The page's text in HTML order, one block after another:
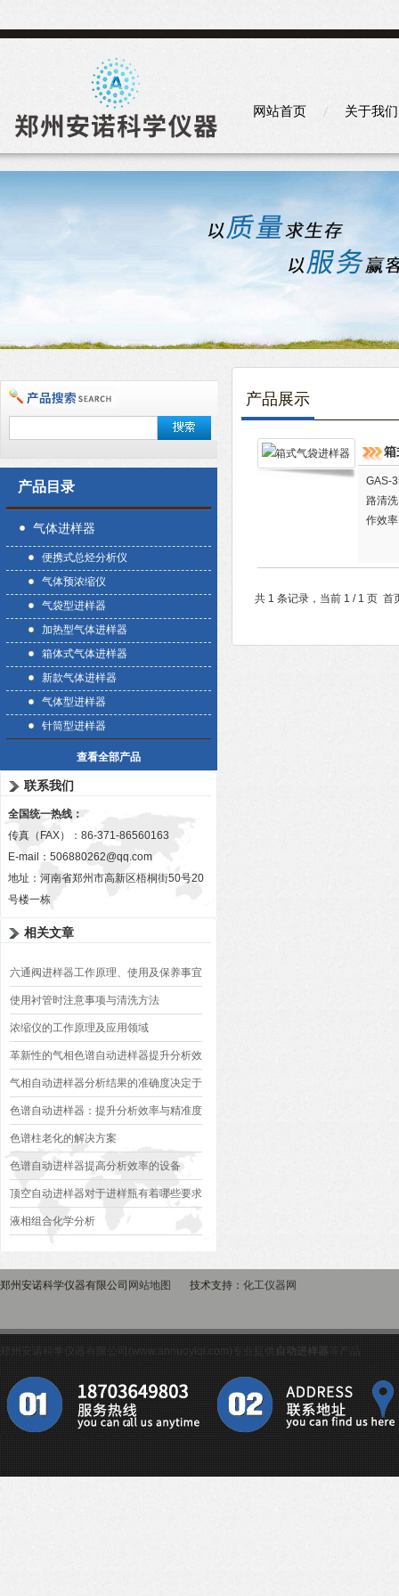
网站首页 关于我们
产品目录
气体进样器
便携式总烃分析仪
气体预浓缩仪
气袋型进样器
加热型气体进样器
箱体式气体进样器
新款气体进样器
气体型进样器
针筒型进样器
查看全部产品
联系我们
全国统一热线：
传真（FAX）：86-371-86560163
E-mail： 506880262@qq.com
地址：河南省郑州市高新区梧桐街50号20
号楼一栋
相关文章
六通阀进样器工作原理、使用及保养事宜
使用衬管时注意事项与清洗方法
浓缩仪的工作原理及应用领域
革新性的气相色谱自动进样器提升分析效
率与精确性
气相自动进样器分析结果的准确度决定于
什么
色谱自动进样器：提升分析效率与精准度
的关键设备
色谱柱老化的解决方案
色谱自动进样器提高分析效率的设备
顶空自动进样器对于进样瓶有着哪些要求
液相组合化学分析
产品展示
GAS-
路清
作效
共 1 条记录，当前 1 / 1 页
郑州安诺科学仪器有限公司 网站地图 技术支持： 化工仪器网
郑州安诺科学仪器有限公司(www.annuoyiqi.com)专业提供 自动进样器 等产品